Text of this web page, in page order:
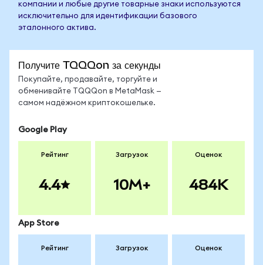
компании и любые другие товарные знаки используются
исключительно для идентификации базового
эталонного актива.
Получите TQQQon за секунды
Покупайте, продавайте, торгуйте и
обменивайте TQQQon в MetaMask —
самом надёжном криптокошельке.
Google Play
Рейтинг
4.4
Загрузок
10M+
Оценок
484K
App Store
Рейтинг Загрузок Оценок